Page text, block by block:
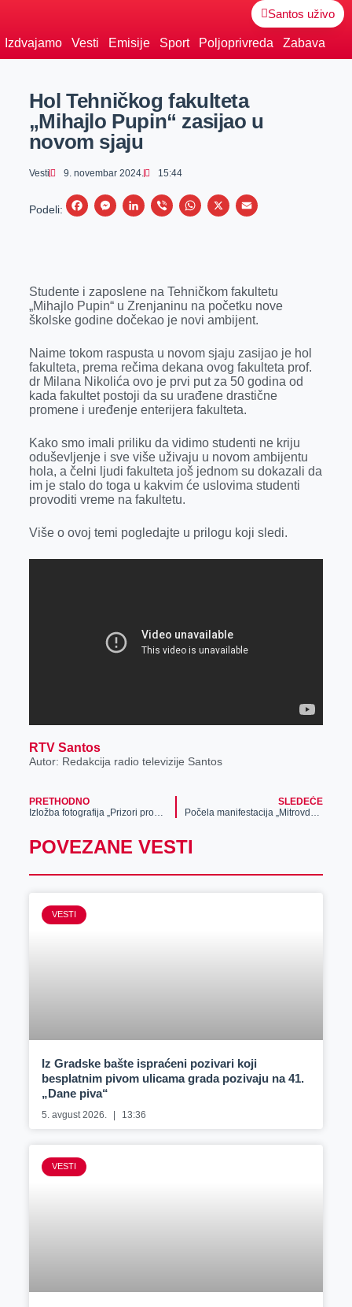
Santos uživo
Izdvajamo Vesti Emisije Sport Poljoprivreda Zabava
Hol Tehničkog fakulteta
„Mihajlo Pupin“ zasijao u
novom sjaju
Vesti 9. novembar 2024. 15:44
Podeli:
F
b
o
k
M
e
n
e
r
L
e
d
n
V
r
W
s
A
p
X
E
l
Studente i zaposlene na Tehničkom fakultetu
„Mihajlo Pupin“ u Zrenjaninu na početku nove
školske godine dočekao je novi ambijent.
Naime tokom raspusta u novom sjaju zasijao je hol
fakulteta, prema rečima dekana ovog fakulteta prof.
dr Milana Nikolića ovo je prvi put za 50 godina od
kada fakultet postoji da su urađene drastične
promene i uređenje enterijera fakulteta.
Kako smo imali priliku da vidimo studenti ne kriju
oduševljenje i sve više uživaju u novom ambijentu
hola, a čelni ljudi fakulteta još jednom su dokazali da
im je stalo do toga u kakvim će uslovima studenti
provoditi vreme na fakultetu.
Više o ovoj temi pogledajte u prilogu koji sledi.
RTV Santos
Autor: Redakcija radio televizije Santos
PRETHODNO
Izložba fotografija „Prizori prošlosti, svetlopisi života boke“ otvorena je do 14. novembra
SLEDEĆE
POVEZANE VESTI
VESTI
Iz Gradske bašte ispraćeni pozivari koji
besplatnim pivom ulicama grada pozivaju na 41.
„Dane piva“
5. avgust 2026. 13:36
VESTI